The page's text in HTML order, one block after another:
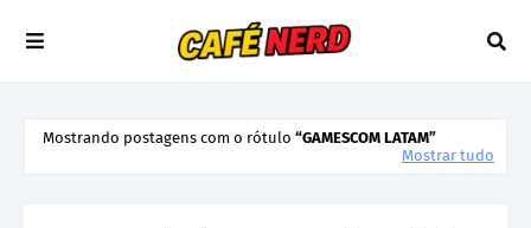
Mostrando postagens com o rótulo
GAMESCOM LATAM
Mostrar tudo